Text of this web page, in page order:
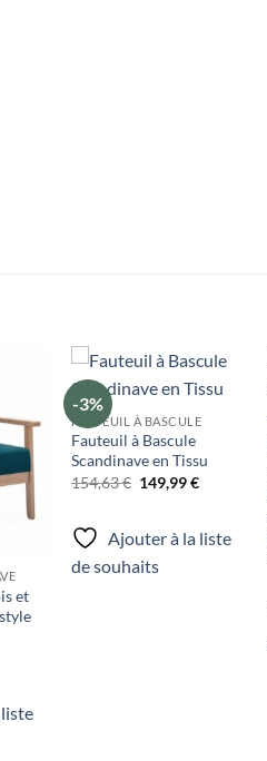
liste
et
-3%
à la liste
souhaits
FAUTEUIL À BASCULE
Fauteuil à Bascule
Scandinave en Tissu
154,63€ Le
prix
154,63 €.
149,99€Le
149,99 €.
Ajouter à la liste
de souhaits